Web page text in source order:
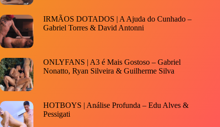
IRMÃOS DOTADOS | A Ajuda do Cunhado –
Gabriel Torres & David Antonni
ONLYFANS | A3 é Mais Gostoso – Gabriel
Nonatto, Ryan Silveira & Guilherme Silva
HOTBOYS | Análise Profunda – Edu Alves &
Pessigati